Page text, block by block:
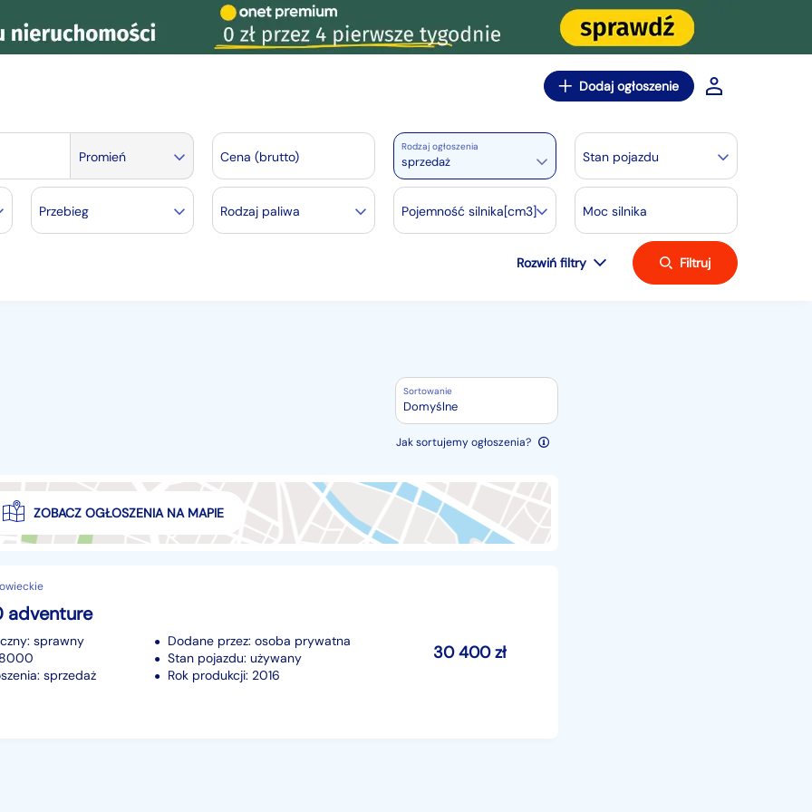
Dodaj ogłoszenie
Promień Cena (brutto)
Rodzaj ogłoszenia
sprzedaż Stan pojazdu
Przebieg Rodzaj paliwa Pojemność silnika[cm3] Moc silnika
Rozwiń filtry Filtruj
Sortowanie
Domyślne
Jak sortujemy ogłoszenia?
ZOBACZ OGŁOSZENIA NA MAPIE
adventure
sprawny
sprzedaż
Dodane przez: osoba prywatna
Stan pojazdu: używany
Rok produkcji: 2016
30 400zł